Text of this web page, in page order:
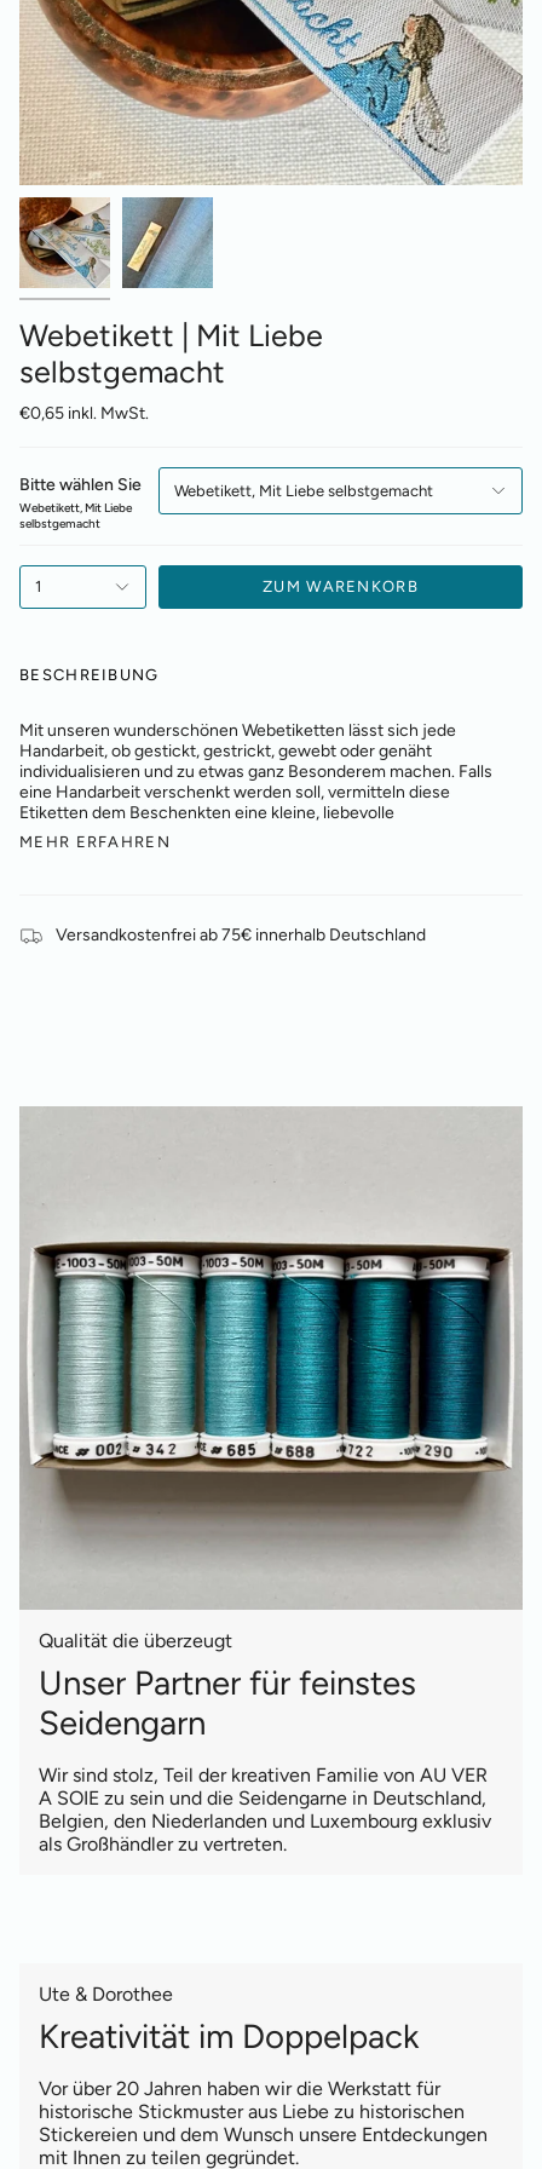
Webetikett | Mit Liebe
selbstgemacht
€0,65 inkl. MwSt.
Bitte wählen Sie
Webetikett, Mit Liebe
selbstgemacht
Webetikett, Mit Liebe selbstgemacht
1 ZUM WARENKORB
BESCHREIBUNG
Mit unseren wunderschönen Webetiketten lässt sich jede
Handarbeit, ob gestickt, gestrickt, gewebt oder genäht
individualisieren und zu etwas ganz Besonderem machen. Falls
eine Handarbeit verschenkt werden soll, vermitteln diese
Etiketten dem Beschenkten eine kleine, liebevolle
MEHR ERFAHREN
Versandkostenfrei ab 75€ innerhalb Deutschland
Qualität die überzeugt
Unser Partner für feinstes
Seidengarn
Wir sind stolz, Teil der kreativen Familie von AU VER
A SOIE zu sein und die Seidengarne in Deutschland,
Belgien, den Niederlanden und Luxembourg exklusiv
als Großhändler zu vertreten.
Ute & Dorothee
Kreativität im Doppelpack
Vor über 20 Jahren haben wir die Werkstatt für
historische Stickmuster aus Liebe zu historischen
Stickereien und dem Wunsch unsere Entdeckungen
mit Ihnen zu teilen gegründet.